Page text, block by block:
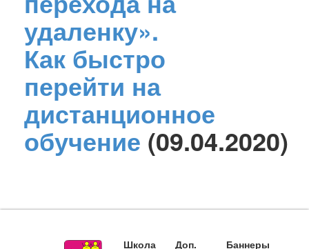
удаленку».
Как быстро
перейти на
дистанционное
обучение (09.04.2020)
Школа
Доп.
Баннеры